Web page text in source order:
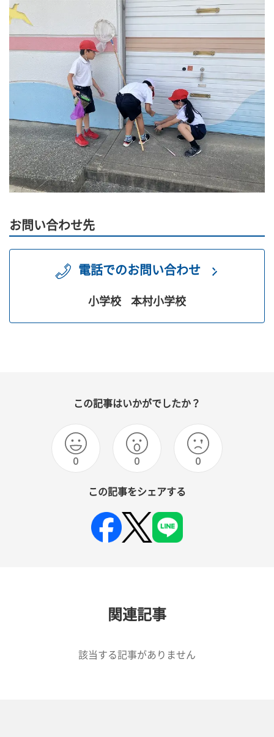
お問い合わせ先
電話でのお問い合わせ
小学校 本村小学校
この記事はいかがでしたか？
0 0 0
この記事をシェアする
関連記事
該当する記事がありません